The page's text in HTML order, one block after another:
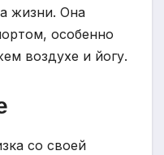
жизни. Она
особенно
воздухе и йогу.
со своей